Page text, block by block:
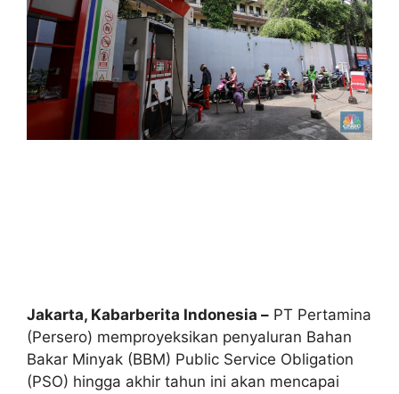
Jakarta, Kabarberita Indonesia – PT Pertamina
(Persero) memproyeksikan penyaluran Bahan
Bakar Minyak (BBM) Public Service Obligation
(PSO) hingga akhir tahun ini akan mencapai